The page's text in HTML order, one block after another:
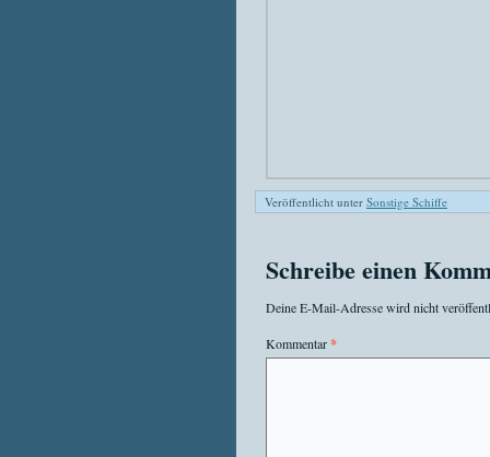
Veröffentlicht unter Sonstige Schiffe
Schreibe einen
Deine E-Mail-Adresse wird nicht
Kommentar*